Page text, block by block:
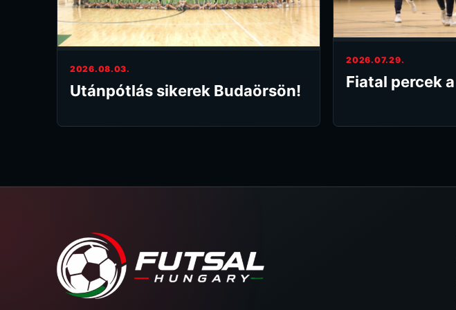
2026.08.03.
Utánpótlás sikerek Budaörsön!
2026.07.29.
Fiatal percek